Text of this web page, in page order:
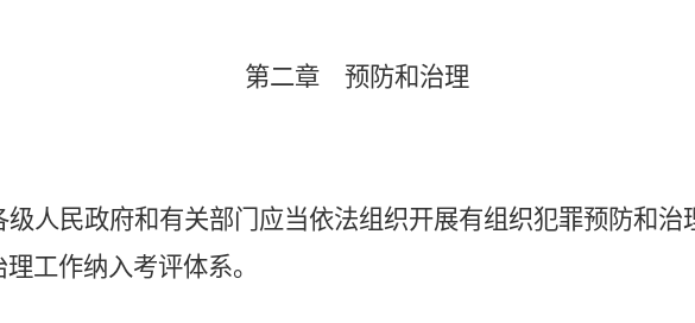
第二章 预防和治理
人民政府和有关部门应当依法组织开展有组织犯罪预防和治
工作纳入考评体系。